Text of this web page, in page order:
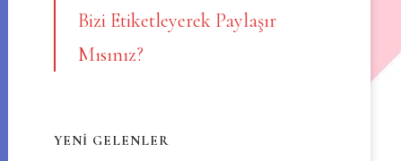
Bizi Etiketleyerek Paylaşır
Mısınız?
YENİ GELENLER